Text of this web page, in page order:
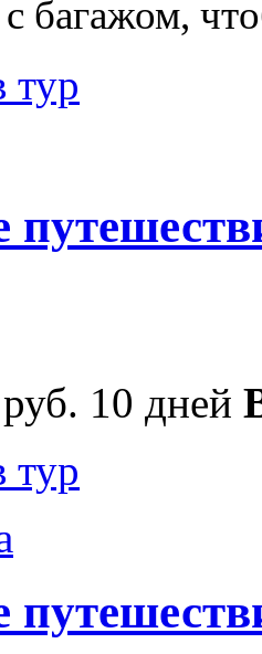
багажом,
тур
10 дней
тур